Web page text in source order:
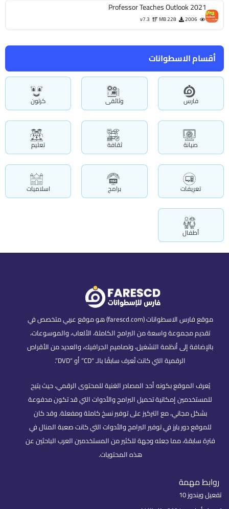
أقسام الاسطوانات
فارس وثائقى كرتون
صيانة ثقافة تعليم
تعريفات برامج اسلاميات
أطفال
Professor Teaches Outlook 2021
2006
228 MB
v7.3
موقع فارس الاسطوانات (farescd.com) هو موقع عربي متخصص في
تقديم مجموعة واسعة من البرامج الكاملة، الألعاب، والموسوعات،
بالإضافة إلى أنظمة التشغيل، وتصاميم الجرافيك، والعديد من الأقراص
الرقمية التي كانت تُعرف سابقًا بالـ “CD” أو “DVD”.
يُعرف الموقع بكونه أحد المصادر الغنية للمحتوى الرقمي، حيث يتيح
للمستخدمين إمكانية تحميل البرامج والأدوات التي قد تكون مدفوعة
بشكل مجاني، مع التركيز على توفير نسخ كاملة ومفعلة. وقد كان
للموقع دور بارز في توفير البرامج والأدوات التي كانت صعبة المنال في
فترة سابقة، مما جعله وجهة للكثير من المستخدمين العرب الباحثين عن
هذه المحتويات.
روابط مهمة
تفعيل ويندوز 10